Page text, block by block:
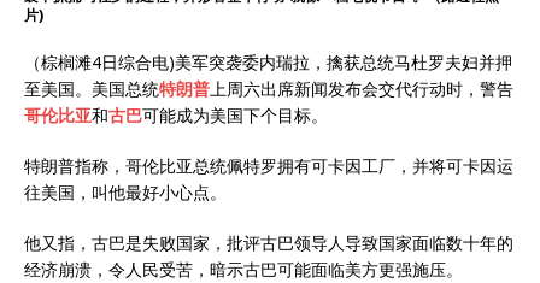
片)
（棕榈滩4日综合电)美军突袭委内瑞拉，擒获总统马杜罗夫妇并押
至美国。美国总统特朗普上周六出席新闻发布会交代行动时，警告
哥伦比亚和古巴可能成为美国下个目标。
特朗普指称，哥伦比亚总统佩特罗拥有可卡因工厂，并将可卡因运
往美国，叫他最好小心点。
他又指，古巴是失败国家，批评古巴领导人导致国家面临数十年的
经济崩溃，令人民受苦，暗示古巴可能面临美方更强施压。